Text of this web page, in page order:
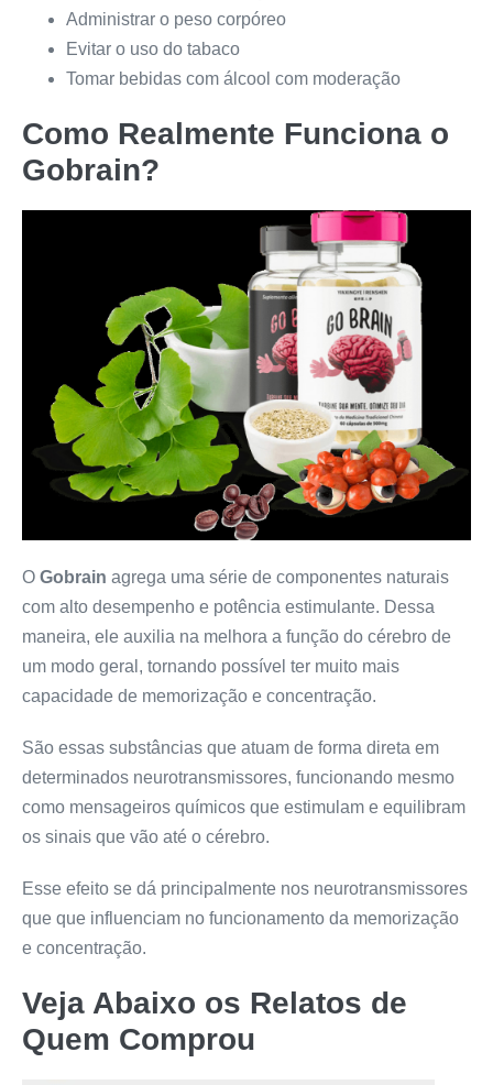
Administrar o peso corpóreo
Evitar o uso do tabaco
Tomar bebidas com álcool com moderação
Como Realmente Funciona o
Gobrain?
O Gobrain agrega uma série de componentes naturais
com alto desempenho e potência estimulante. Dessa
maneira, ele auxilia na melhora a função do cérebro de
um modo geral, tornando possível ter muito mais
capacidade de memorização e concentração.
São essas substâncias que atuam de forma direta em
determinados neurotransmissores, funcionando mesmo
como mensageiros químicos que estimulam e equilibram
os sinais que vão até o cérebro.
Esse efeito se dá principalmente nos neurotransmissores
que que influenciam no funcionamento da memorização
e concentração.
Veja Abaixo os Relatos de
Quem Comprou